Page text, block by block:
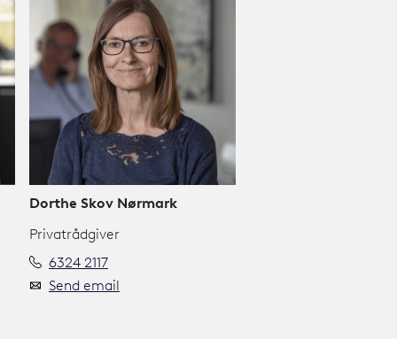
Dorthe Skov Nørmark
Privatrådgiver
6324 2117
Send email